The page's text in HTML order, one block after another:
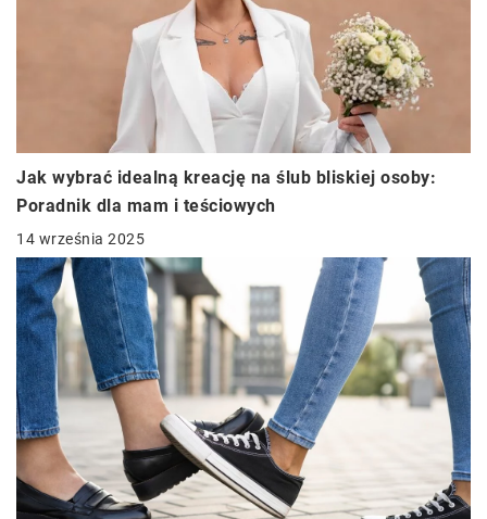
Jak wybrać idealną kreację na ślub bliskiej osoby:
Poradnik dla mam i teściowych
14 września 2025